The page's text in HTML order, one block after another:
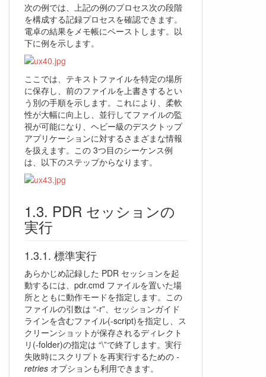
次の例では、上記の例のプロセス次の段階
を構成する記録プロセスを確認できます。
電卓の結果をメモ帳にペーストします。以
下に例を示します。
ここでは、テキストファイルを特定の場所
に保存し、前のファイルを上書きするとい
う別の手順を示します。これにより、柔軟
性が大幅に向上し、並行してファイルの監
視が可能になり、ヘビー級のデスクトップ
アプリケーションに対するさまざまな情報
を扱えます。この 3つ目のシーケンス例
は、以下のステップからなります。
PDR セッションの
実行
標準実行
あらかじめ記録した PDR セッションを起
動するには、pdr.cmd ファイルを置いた場
所とともに動作モードを指定します。この
ファイルの引数は “-r”、セッションガイド
ラインを含むファイル(-script)を指定し、ス
クリーンショットが保存されるディレクト
リ(-folder)の指定は “\”で終了します。実行
失敗時にスクリプトを再実行するための -
retries オプションも利用できます。